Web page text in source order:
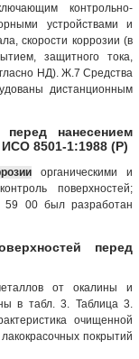
контрольно-
устройствами и
скорости коррозии (в
защитного тока,
НД). Ж.7 Средства
дистанционным
нанесением
8501-1:1988 (Р)
органическими и
поверхностей;
59 00 был разработан
перед
от окалины и
в табл. 3. Таблица 3.
очищенной
покрытий